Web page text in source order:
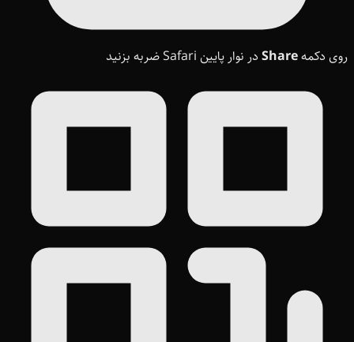
روی دکمهShare در نوار پایین Safari ضربه بزنید